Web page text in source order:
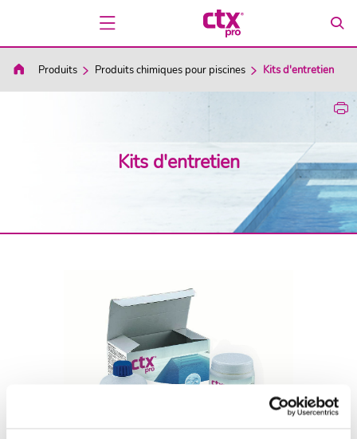
Produits Produits chimiques pour piscines Kits d'entretien
Kits d'entretien